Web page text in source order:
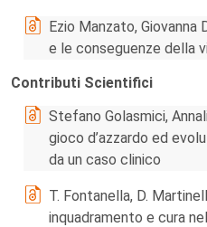
Ezio Manzato, Giovanna
e le conseguenze della
Contributi Scientifici
Stefano Golasmici,
gioco d’azzardo ed
da un caso clinico
T. Fontanella, D.
inquadramento e cura